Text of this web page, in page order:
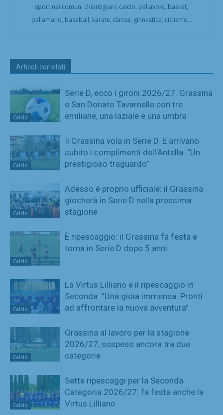
sport nei comuni chiantigiani: calcio, pallavolo, basket,
pallamano, baseball, karate, danza, ginnastica, ciclismo...
Articoli correlati
Calcio
Serie D, ecco i gironi 2026/27. Grassina
e San Donato Tavarnelle con tre
emiliane, una laziale e una umbra
Calcio
Il Grassina vola in Serie D. E arrivano
subito i complimenti dell’Antella: “Un
prestigioso traguardo”
Calcio
Adesso è proprio ufficiale: il Grassina
giocherà in Serie D nella prossima
stagione
Calcio
È ripescaggio: il Grassina fa festa e
torna in Serie D dopo 5 anni
Calcio
La Virtus Lilliano e il ripescaggio in
Seconda: “Una gioia immensa. Pronti
ad affrontare la nuova avventura”
Calcio
Grassina al lavoro per la stagione
2026/27, sospeso ancora tra due
categorie
Calcio
Sette ripescaggi per la Seconda
Categoria 2026/27: fa festa anche la
Virtus Lilliano